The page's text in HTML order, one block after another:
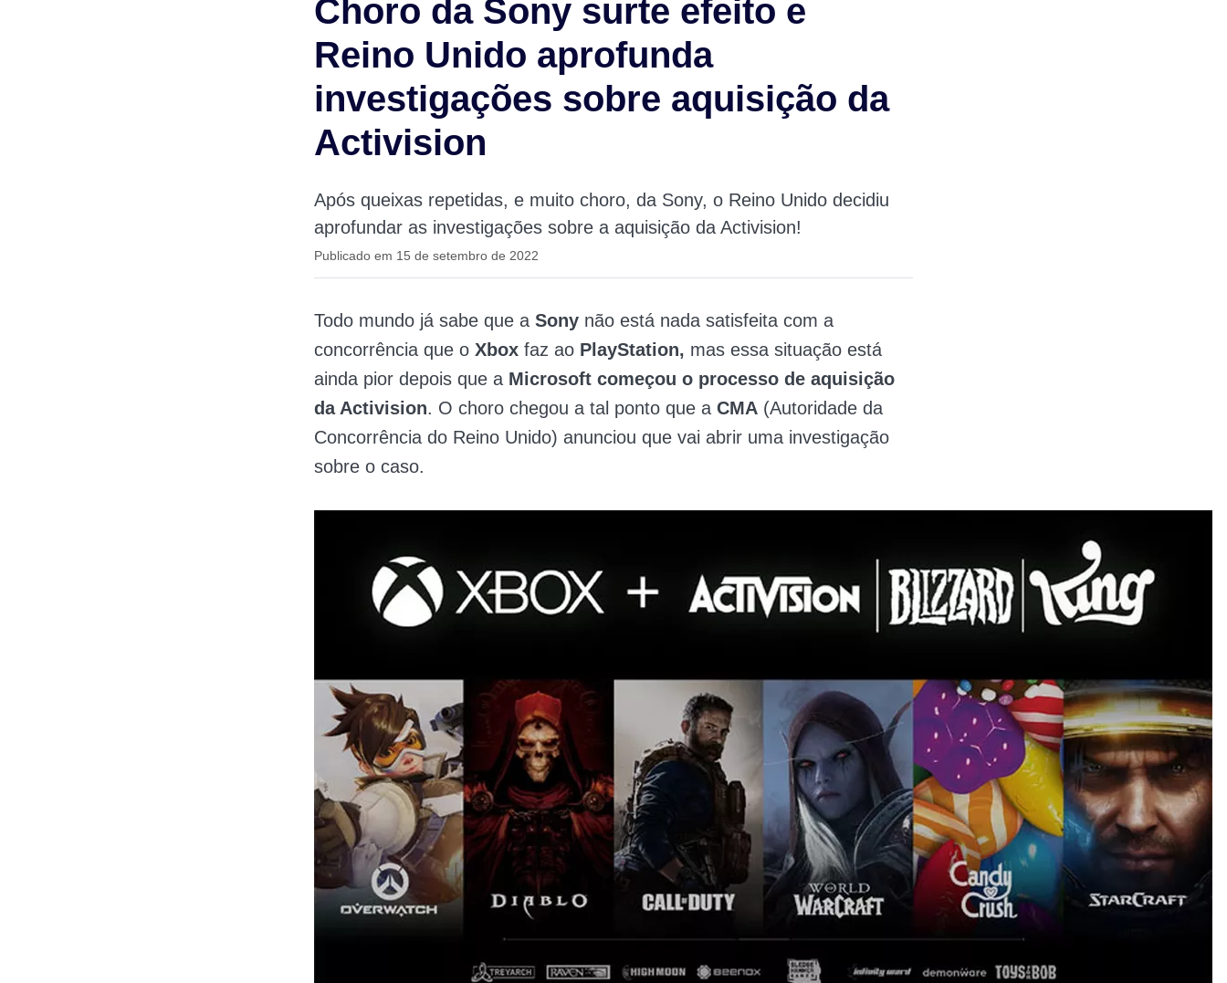
Choro da Sony surte efeito e
Reino Unido aprofunda
investigações sobre aquisição da
Activision
Após queixas repetidas, e muito choro, da Sony, o Reino Unido decidiu
aprofundar as investigações sobre a aquisição da Activision!
Publicado em 15 de setembro de 2022
Todo mundo já sabe que a Sony não está nada satisfeita com a
concorrência que o Xbox faz ao PlayStation, mas essa situação está
ainda pior depois que a Microsoft começou o processo de aquisição
da Activision. O choro chegou a tal ponto que a CMA (Autoridade da
Concorrência do Reino Unido) anunciou que vai abrir uma investigação
sobre o caso.